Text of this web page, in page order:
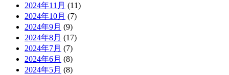
2024年11月 (11)
2024年10月 (7)
2024年9月 (9)
2024年8月 (17)
2024年7月 (7)
2024年6月 (8)
2024年5月 (8)